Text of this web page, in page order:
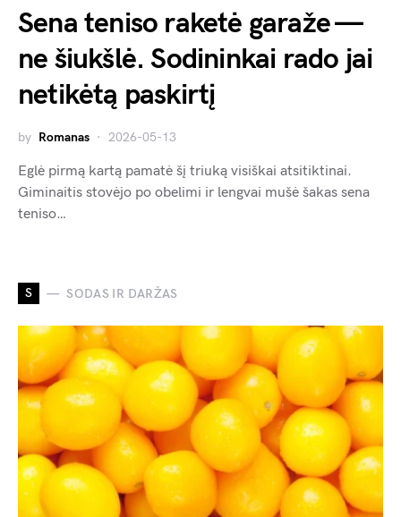
Sena teniso raketė garaže —
ne šiukšlė. Sodininkai rado jai
netikėtą paskirtį
by Romanas 2026-05-13
Eglė pirmą kartą pamatė šį triuką visiškai atsitiktinai.
Giminaitis stovėjo po obelimi ir lengvai mušė šakas sena
teniso…
S SODAS IR DARŽAS